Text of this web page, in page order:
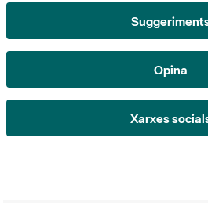
Opina
Xarxes socials